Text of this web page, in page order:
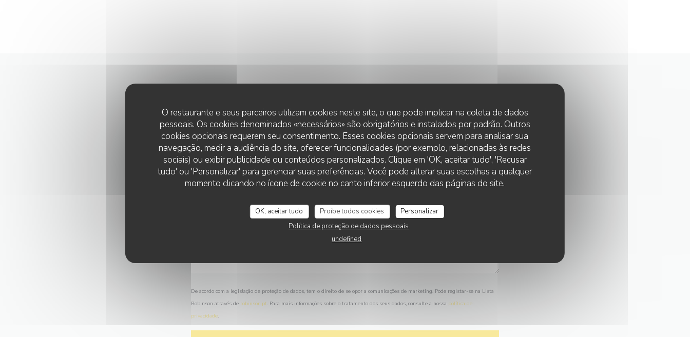
O restaurante e seus parceiros utilizam cookies neste site, o que pode implicar na coleta de dados
pessoais. Os cookies denominados «necessários» são obrigatórios e instalados por padrão. Outros
cookies opcionais requerem seu consentimento. Esses cookies opcionais servem para analisar sua
navegação, medir a audiência do site, oferecer funcionalidades (por exemplo, relacionadas às redes
sociais) ou exibir publicidade ou conteúdos personalizados. Clique em 'OK, aceitar tudo', 'Recusar
tudo' ou 'Personalizar' para gerenciar suas preferências. Você pode alterar suas escolhas a qualquer
momento clicando no ícone de cookie no canto inferior esquerdo das páginas do site.
OK, aceitar tudo Proíbe todos cookies
Personalizar
Política de proteção de dados pessoais
undefined
Deseja contactar-nos ?
Preencha o formulário abaixo!
De acordo com a legislação de proteção de dados, tem o direito de se opor a comunicações de marketing. Pode registar-se na Lista
Robinson através de robinson.pt. Para mais informações sobre o tratamento dos seus dados, consulte a nossa política de
privacidade.
LE SERVAN